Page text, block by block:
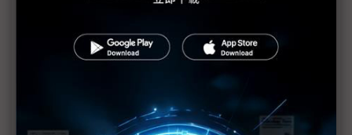
受災業者生產重心欲由關東轉往關西
強震震出隱憂 日本需要明確領導
宮城強震刺激 震醒日本失落十年